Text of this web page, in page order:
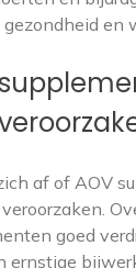
en
af of AOV
goed
ernstige